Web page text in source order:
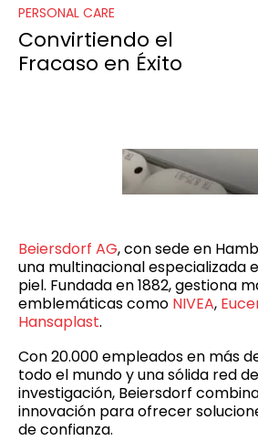
PERSONAL CARE
Convirtiendo el
Fracaso en Éxito
Beiersdorf AG, con sede en
una multinacional especializada
piel. Fundada en 1882, gestiona
emblemáticas como NIVEA,
Hansaplast.
Con 20.000 empleados en más
todo el mundo y una sólida red
investigación, Beiersdorf
innovación para ofrecer
de confianza.